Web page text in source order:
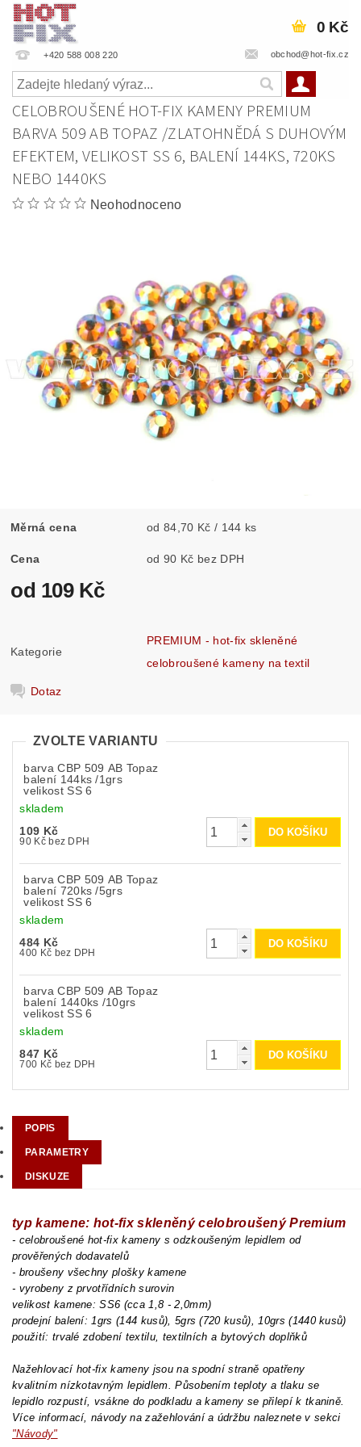
+420 588 008 220 obchod@hot-fix.cz
0 Kč
CELOBROUŠENÉ HOT-FIX KAMENY PREMIUM
BARVA 509 AB TOPAZ /ZLATOHNĚDÁ S DUHOVÝM
EFEKTEM, VELIKOST SS 6, BALENÍ 144KS, 720KS
NEBO 1440KS
Neohodnoceno
Měrná cena od 84,70 Kč / 144 ks
Cena od 90 Kč bez DPH
od 109 Kč
Kategorie
PREMIUM - hot-fix skleněné
celobroušené kameny na textil
Dotaz
ZVOLTE VARIANTU
barva CBP 509 AB Topaz
balení 144ks /1grs
velikost SS 6
skladem
109 Kč
90 Kč bez DPH
barva CBP 509 AB Topaz
balení 720ks /5grs
velikost SS 6
skladem
484 Kč
400 Kč bez DPH
barva CBP 509 AB Topaz
balení 1440ks /10grs
velikost SS 6
skladem
847 Kč
700 Kč bez DPH
POPIS
PARAMETRY
DISKUZE
typ kamene: hot-fix skleněný celobroušený Premium
- celobroušené hot-fix kameny s odzkoušeným lepidlem od
prověřených dodavatelů
- broušeny všechny plošky kamene
- vyrobeny z prvotřídních surovin
velikost kamene: SS6 (cca 1,8 - 2,0mm)
prodejní balení: 1grs (144 kusů), 5grs (720 kusů), 10grs (1440 kusů)
použití: trvalé zdobení textilu, textilních a bytových doplňků
Nažehlovací hot-fix kameny jsou na spodní straně opatřeny
kvalitním nízkotavným lepidlem. Působením teploty a tlaku se
lepidlo rozpustí, vsákne do podkladu a kameny se přilepí k tkanině.
Více informací, návody na zažehlování a údržbu naleznete v sekci
"Návody"